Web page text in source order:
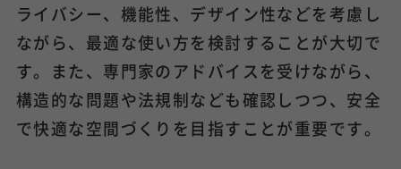
ライバシー、機能性、デザイン性などを考慮し
ながら、最適な使い方を検討することが大切で
す。また、専門家のアドバイスを受けながら、
構造的な問題や法規制なども確認しつつ、安全
で快適な空間づくりを目指すことが重要です。